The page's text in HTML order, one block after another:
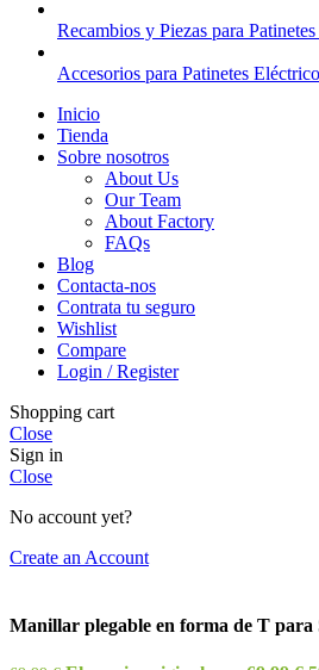
Recambios y Piezas para
Accesorios para Patinetes
Inicio
Tienda
Sobre nosotros
About Us
Our Team
About Factory
FAQs
Blog
Contacta-nos
Contrata tu seguro
Wishlist
Compare
Login / Register
Shopping cart
Close
Sign in
Close
No account yet?
Create an Account
Manillar plegable en forma de T